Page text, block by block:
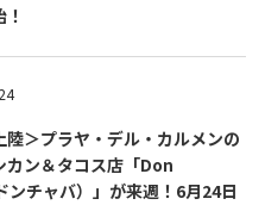
陸＞プラヤ・デル・カルメンの
カン＆タコス店「Don
ンチャバ）」が来週！6月24日